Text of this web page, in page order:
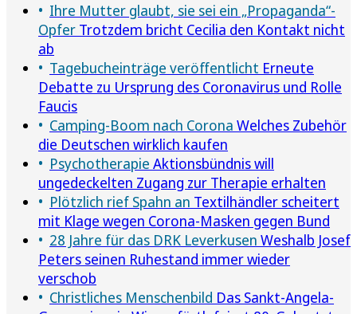
Ihre Mutter glaubt, sie sei ein „Propaganda“-
Opfer Trotzdem bricht Cecilia den Kontakt nicht
ab
Tagebucheinträge veröffentlicht Erneute
Debatte zu Ursprung des Coronavirus und Rolle
Faucis
Camping-Boom nach Corona Welches Zubehör
die Deutschen wirklich kaufen
Psychotherapie Aktionsbündnis will
ungedeckelten Zugang zur Therapie erhalten
Plötzlich rief Spahn an Textilhändler scheitert
mit Klage wegen Corona-Masken gegen Bund
28 Jahre für das DRK Leverkusen Weshalb Josef
Peters seinen Ruhestand immer wieder
verschob
Christliches Menschenbild Das Sankt-Angela-